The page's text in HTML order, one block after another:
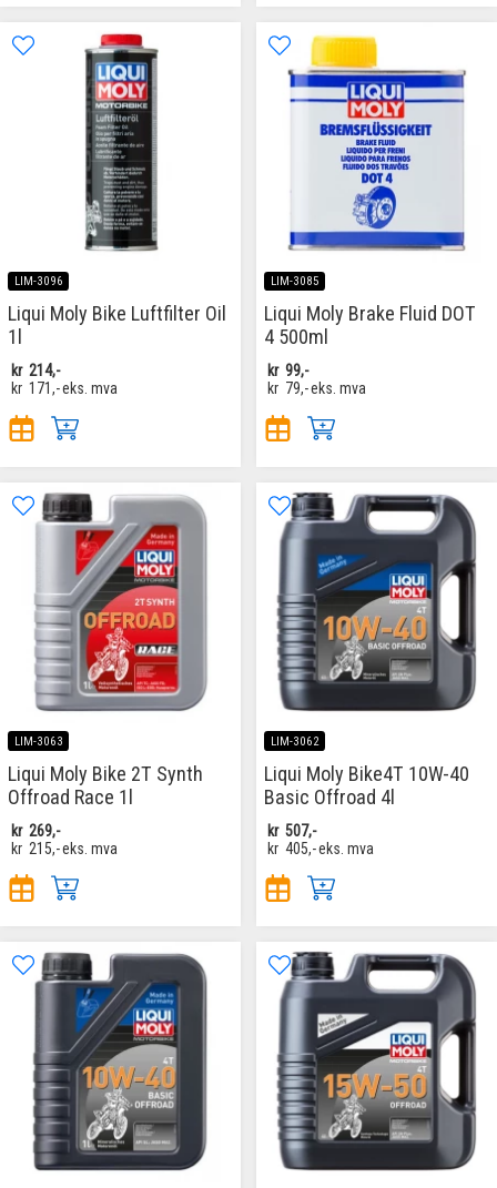
LIM-3096
Liqui Moly Bike Luftfilter Oil
1l
kr 214,-
kr 171,-eks. mva
LIM-3085
Liqui Moly Brake Fluid DOT
4 500ml
kr 99,-
kr 79,-eks. mva
LIM-3063
Liqui Moly Bike 2T Synth
Offroad Race 1l
kr 269,-
kr 215,-eks. mva
LIM-3062
Liqui Moly Bike4T 10W-40
Basic Offroad 4l
kr 507,-
kr 405,-eks. mva